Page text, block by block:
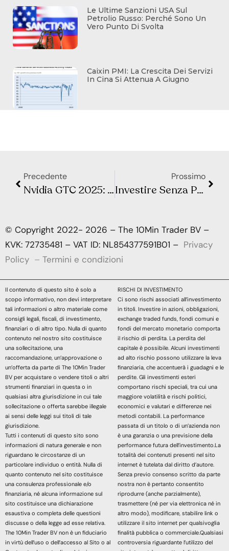
Le Ultime Sanzioni USA Sul
Petrolio Russo: Perché Sono Un
Vero Punto Di Svolta
Caixin PMI: La Crescita Dei Servizi
In Cina Si Attenua A Giugno
Precedente
Nvidia GTC 2025: Tutte le Novità Annunciate da Jensen Huang
Prossimo
Investire Senza Paura: Guida Pratica per Iniziare nel 2025
© Copyright 2022- 2026 – The 10Min Trader BV –
KVK: 72735481 – VAT ID: NL854377591B01 – Privacy
Policy – Termini e condizioni
Il contenuto di questo sito è solo a
scopo informativo, non devi interpretare
tali informazioni o altro materiale come
consigli legali, fiscali, di investimento,
finanziari o di altro tipo. Nulla di quanto
contenuto nel nostro sito costituisce
una sollecitazione, una
raccomandazione, un’approvazione o
un’offerta da parte di The 10Min Trader
BV per acquistare o vendere titoli o altri
strumenti finanziari in questa o in
qualsiasi altra giurisdizione in cui tale
sollecitazione o offerta sarebbe illegale
ai sensi delle leggi sui titoli di tale
giurisdizione.
Tutti i contenuti di questo sito sono
informazioni di natura generale e non
riguardano le circostanze di un
particolare individuo o entità. Nulla di
quanto contenuto nel sito costituisce
una consulenza professionale e/o
finanziaria, né alcuna informazione sul
sito costituisce una dichiarazione
esaustiva o completa delle questioni
discusse o della legge ad esse relativa.
The 10Min Trader BV non è un fiduciario
in virtù dell’uso o dell’accesso al Sito o al
RISCHI DI INVESTIMENTO
Ci sono rischi associati all’investimento
in titoli. Investire in azioni, obbligazioni,
exchange traded funds, fondi comuni e
fondi del mercato monetario comporta
il rischio di perdita. La perdita del
capitale è possibile. Alcuni investimenti
ad alto rischio possono utilizzare la leva
finanziaria, che accentuerà i guadagni e le
perdite. Gli investimenti esteri
comportano rischi speciali, tra cui una
maggiore volatilità e rischi politici,
economici e valutari e differenze nei
metodi contabili. La performance
passata di un titolo o di un’azienda non
è una garanzia o una previsione della
performance futura dell’investimento.La
totalità dei contenuti presenti nel sito
internet è tutelata dal diritto d’autore.
Senza previo consenso scritto da parte
nostra non è pertanto consentito
riprodurre (anche parzialmente),
trasmettere (né per via elettronica né in
altro modo), modificare, stabilire link o
utilizzare il sito internet per qualsivoglia
finalità pubblica o commerciale.Qualsiasi
controversia riguardante l’utilizzo del